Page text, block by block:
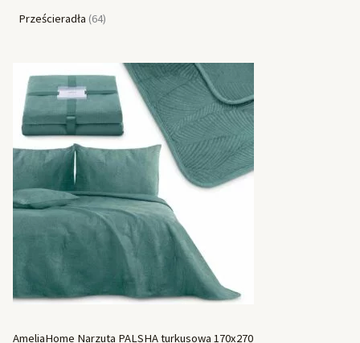
Prześcieradła 64
AmeliaHome Narzuta PALSHA turkusowa 170x270